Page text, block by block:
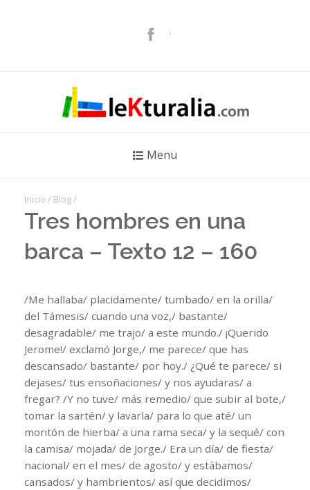
Menu
Inicio / Blog /
Tres hombres en una
barca – Texto 12 – 160
/Me hallaba/ placidamente/ tumbado/ en la orilla/
del Támesis/ cuando una voz,/ bastante/
desagradable/ me trajo/ a este mundo./ ¡Querido
Jerome!/ exclamó Jorge,/ me parece/ que has
descansado/ bastante/ por hoy./ ¿Qué te parece/ si
dejases/ tus ensoñaciones/ y nos ayudaras/ a
fregar? /Y no tuve/ más remedio/ que subir al bote,/
tomar la sartén/ y lavarla/ para lo que até/ un
montón de hierba/ a una rama seca/ y la sequé/ con
la camisa/ mojada/ de Jorge./ Era un día/ de fiesta/
nacional/ en el mes/ de agosto/ y estábamos/
cansados/ y hambrientos/ así que decidimos/